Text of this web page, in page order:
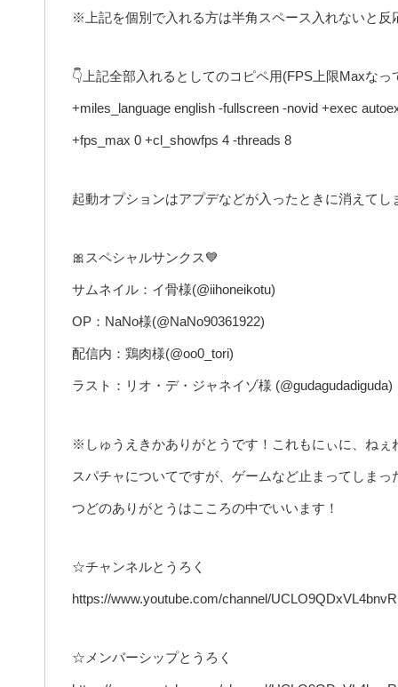
※上記を個別で入れる方は半角スペース入れないと反
👇上記全部入れるとしてのコピペ用(FPS上限Maxな
+miles_language english -fullscreen -novid +exec
+fps_max 0 +cl_showfps 4 -threads 8
起動オプションはアプデなどが入ったときに消えて
🎀スペシャルサンクス💙
サムネイル：イ骨様(@iihoneikotu)
OP：NaNo様(@NaNo90361922)
配信内：鶏肉様(@oo0_tori)
ラスト：リオ・デ・ジャネイゾ様 (@gudagudadiguda)
※しゅうえきかありがとうです！これもにぃに、ねぇ
スパチャについてですが、ゲームなど止まってしまっ
つどのありがとうはこころの中でいいます！
☆チャンネルとうろく
https://www.youtube.com/channel/
☆メンバーシップとうろく